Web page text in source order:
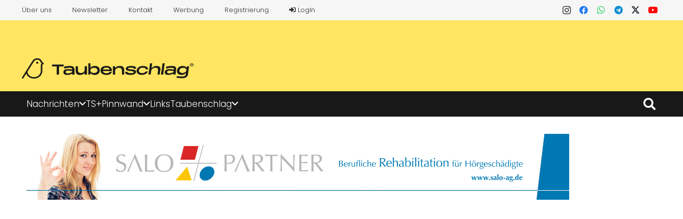
Über uns Newsletter Kontakt Werbung Registrierung LogIn
Nachrichten TS+Pinnwand LinksTaubenschlag